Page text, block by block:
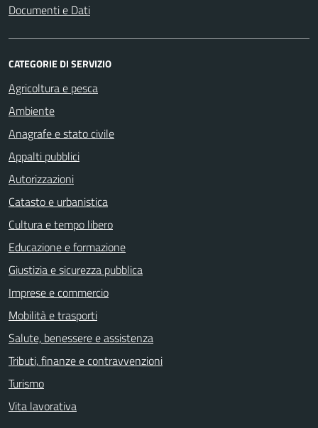
Documenti e Dati
CATEGORIE DI SERVIZIO
Agricoltura e pesca
Ambiente
Anagrafe e stato civile
Appalti pubblici
Autorizzazioni
Catasto e urbanistica
Cultura e tempo libero
Educazione e formazione
Giustizia e sicurezza pubblica
Imprese e commercio
Mobilità e trasporti
Salute, benessere e assistenza
Tributi, finanze e contravvenzioni
Turismo
Vita lavorativa